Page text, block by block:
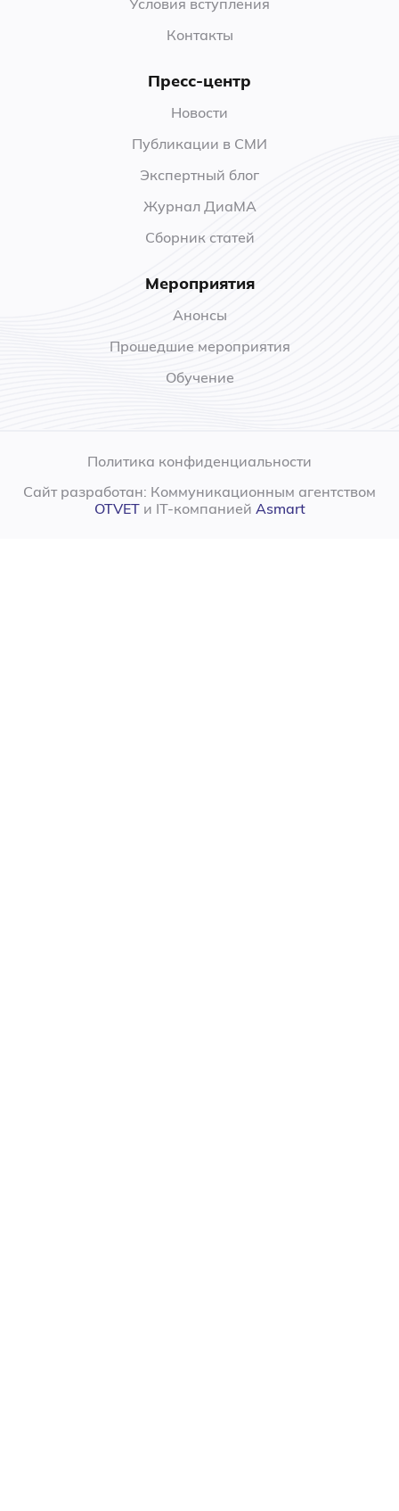
Контакты
Пресс-центр
Новости
Публикации в СМИ
Экспертный блог
Журнал ДиаМА
Сборник статей
Мероприятия
Анонсы
Прошедшие мероприятия
Обучение
Политика конфиденциальности
Сайт разработан: Коммуникационным агентством
OTVETи IT-компанией Asmart